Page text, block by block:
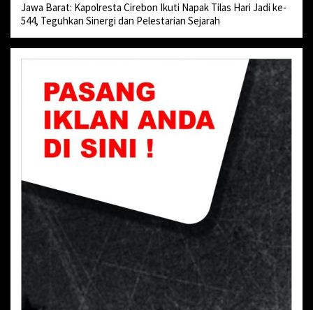
Jawa Barat: Kapolresta Cirebon Ikuti Napak Tilas Hari Jadi ke-
544, Teguhkan Sinergi dan Pelestarian Sejarah